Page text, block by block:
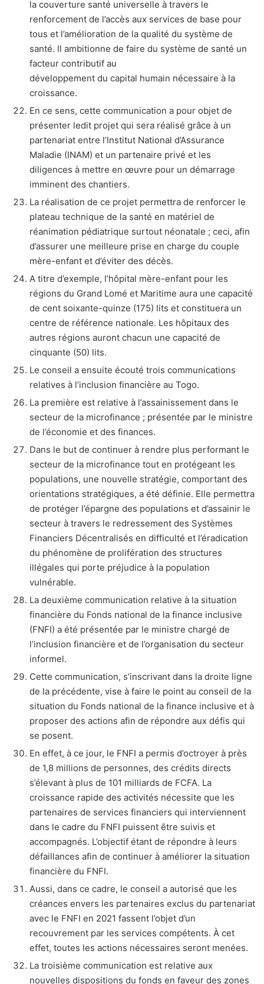
la couverture santé universelle à travers le
renforcement de l’accès aux services de base pour
tous et l’amélioration de la qualité du système de
santé. Il ambitionne de faire du système de santé un
facteur contributif au
développement du capital humain nécessaire à la
croissance.
En ce sens, cette communication a pour objet de
présenter ledit projet qui sera réalisé grâce à un
partenariat entre l’Institut National d’Assurance
Maladie (INAM) et un partenaire privé et les
diligences à mettre en œuvre pour un démarrage
imminent des chantiers.
La réalisation de ce projet permettra de renforcer le
plateau technique de la santé en matériel de
réanimation pédiatrique surtout néonatale ; ceci, afin
d’assurer une meilleure prise en charge du couple
mère-enfant et d’éviter des décès.
A titre d’exemple, l’hôpital mère-enfant pour les
régions du Grand Lomé et Maritime aura une capacité
de cent soixante-quinze (175) lits et constituera un
centre de référence nationale. Les hôpitaux des
autres régions auront chacun une capacité de
cinquante (50) lits.
Le conseil a ensuite écouté trois communications
relatives à l’inclusion financière au Togo.
La première est relative à l’assainissement dans le
secteur de la microfinance ; présentée par le ministre
de l’économie et des finances.
Dans le but de continuer à rendre plus performant le
secteur de la microfinance tout en protégeant les
populations, une nouvelle stratégie, comportant des
orientations stratégiques, a été définie. Elle permettra
de protéger l’épargne des populations et d’assainir le
secteur à travers le redressement des Systèmes
Financiers Décentralisés en difficulté et l’éradication
du phénomène de prolifération des structures
illégales qui porte préjudice à la population
vulnérable.
La deuxième communication relative à la situation
financière du Fonds national de la finance inclusive
(FNFI) a été présentée par le ministre chargé de
l’inclusion financière et de l’organisation du secteur
informel.
Cette communication, s’inscrivant dans la droite ligne
de la précédente, vise à faire le point au conseil de la
situation du Fonds national de la finance inclusive et à
proposer des actions afin de répondre aux défis qui
se posent.
En effet, à ce jour, le FNFI a permis d’octroyer à près
de 1,8 millions de personnes, des crédits directs
s’élevant à plus de 101 milliards de FCFA. La
croissance rapide des activités nécessite que les
partenaires de services financiers qui interviennent
dans le cadre du FNFI puissent être suivis et
accompagnés. L’objectif étant de répondre à leurs
défaillances afin de continuer à améliorer la situation
financière du FNFI.
Aussi, dans ce cadre, le conseil a autorisé que les
créances envers les partenaires exclus du partenariat
avec le FNFI en 2021 fassent l’objet d’un
recouvrement par les services compétents. À cet
effet, toutes les actions nécessaires seront menées.
La troisième communication est relative aux
nouvelles dispositions du fonds en faveur des zones